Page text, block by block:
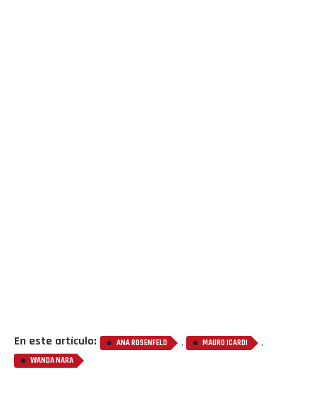
En este artículo: ANA ROSENFELD , MAURO ICARDI ,
WANDA NARA